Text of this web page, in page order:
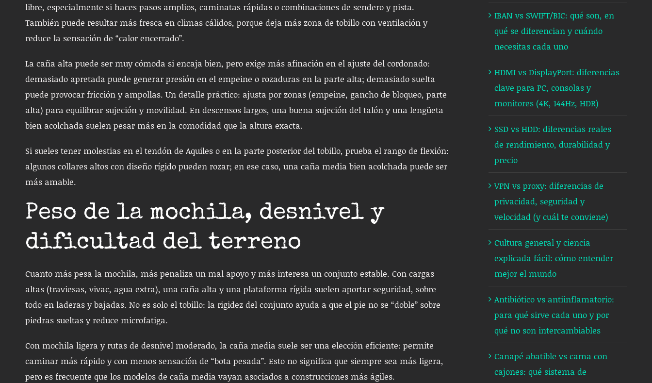
libre, especialmente si haces pasos amplios, caminatas rápidas o combinaciones de sendero y pista.
También puede resultar más fresca en climas cálidos, porque deja más zona de tobillo con ventilación y
reduce la sensación de “calor encerrado”.
La caña alta puede ser muy cómoda si encaja bien, pero exige más afinación en el ajuste del cordonado:
demasiado apretada puede generar presión en el empeine o rozaduras en la parte alta; demasiado suelta
puede provocar fricción y ampollas. Un detalle práctico: ajusta por zonas (empeine, gancho de bloqueo, parte
alta) para equilibrar sujeción y movilidad. En descensos largos, una buena sujeción del talón y una lengüeta
bien acolchada suelen pesar más en la comodidad que la altura exacta.
Si sueles tener molestias en el tendón de Aquiles o en la parte posterior del tobillo, prueba el rango de flexión:
algunos collares altos con diseño rígido pueden rozar; en ese caso, una caña media bien acolchada puede ser
más amable.
Peso de la mochila, desnivel y
dificultad del terreno
Cuanto más pesa la mochila, más penaliza un mal apoyo y más interesa un conjunto estable. Con cargas
altas (traviesas, vivac, agua extra), una caña alta y una plataforma rígida suelen aportar seguridad, sobre
todo en laderas y bajadas. No es solo el tobillo: la rigidez del conjunto ayuda a que el pie no se “doble” sobre
piedras sueltas y reduce microfatiga.
Con mochila ligera y rutas de desnivel moderado, la caña media suele ser una elección eficiente: permite
caminar más rápido y con menos sensación de “bota pesada”. Esto no significa que siempre sea más ligera,
pero es frecuente que los modelos de caña media vayan asociados a construcciones más ágiles.
IBAN vs SWIFT/BIC: qué son, en
qué se diferencian y cuándo
necesitas cada uno
HDMI vs DisplayPort: diferencias
clave para PC, consolas y
monitores (4K, 144Hz, HDR)
SSD vs HDD: diferencias reales
de rendimiento, durabilidad y
precio
VPN vs proxy: diferencias de
privacidad, seguridad y
velocidad (y cuál te conviene)
Cultura general y ciencia
explicada fácil: cómo entender
mejor el mundo
Antibiótico vs antiinflamatorio:
para qué sirve cada uno y por
qué no son intercambiables
Canapé abatible vs cama con
cajones: qué sistema de